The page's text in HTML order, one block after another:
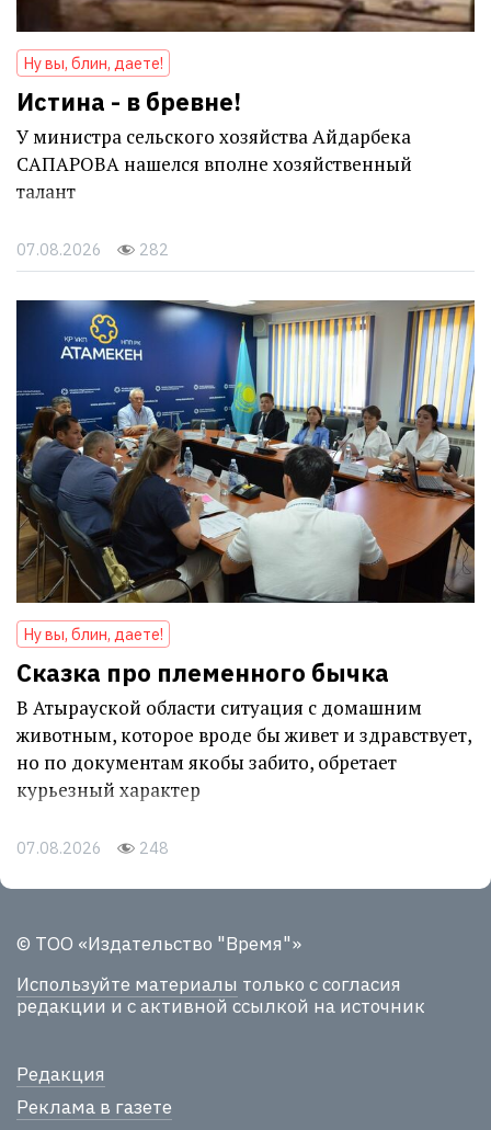
Ну вы, блин, даете!
Истина - в бревне!
У министра сельского хозяйства Айдарбека
САПАРОВА нашелся вполне хозяйственный
талант
07.08.2026 282
Ну вы, блин, даете!
Сказка про племенного бычка
В Атырауской области ситуация с домашним
животным, которое вроде бы живет и здравствует,
но по документам якобы забито, обретает
курьезный характер
07.08.2026 248
© ТОО «Издательство "Время"»
Используйте материалы только с согласия
редакции и с активной ссылкой на источник
Редакция
Реклама в газете